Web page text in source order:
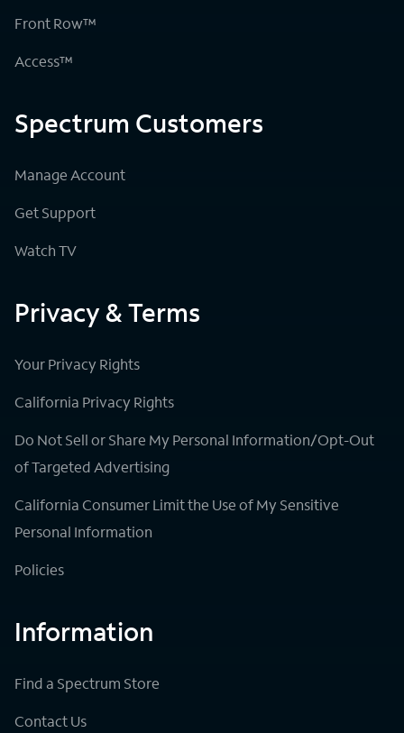
Front Row™
Access™
Spectrum Customers
Manage Account
Get Support
Watch TV
Privacy & Terms
Your Privacy Rights
California Privacy Rights
Do Not Sell or Share My Personal Information/Opt-Out
of Targeted Advertising
California Consumer Limit the Use of My Sensitive
Personal Information
Policies
Information
Find a Spectrum Store
Contact Us